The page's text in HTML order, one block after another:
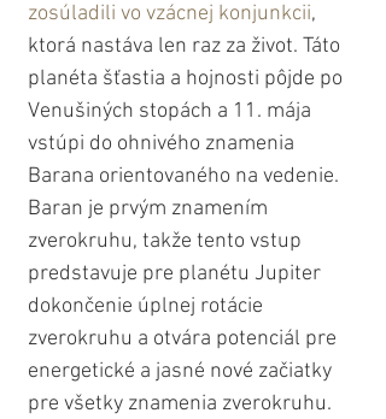
zosúladili vo vzácnej konjunkcii,
ktorá nastáva len raz za život. Táto
planéta šťastia a hojnosti pôjde po
Venušiných stopách a 11. mája
vstúpi do ohnivého znamenia
Barana orientovaného na vedenie.
Baran je prvým znamením
zverokruhu, takže tento vstup
predstavuje pre planétu Jupiter
dokončenie úplnej rotácie
zverokruhu a otvára potenciál pre
energetické a jasné nové začiatky
pre všetky znamenia zverokruhu.